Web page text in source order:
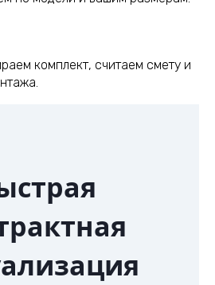
комплект, считаем смету и